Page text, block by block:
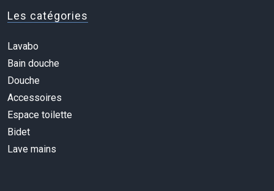
Les catégories
Lavabo
Bain douche
Douche
Accessoires
Espace toilette
Bidet
Lave mains